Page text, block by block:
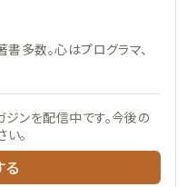
多数。心はプログラマ、
ンを配信中です。今後の
。